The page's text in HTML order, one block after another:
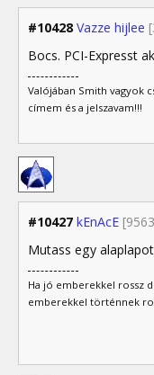
#10428 Vazze hijlee
Bocs. PCI-Expresst
Valójában Smith vagyok
címem és a jelszavam!!!
#10427 kEnAcE
Mutass egy
Ha jó emberekkel rossz
emberekkel történnek